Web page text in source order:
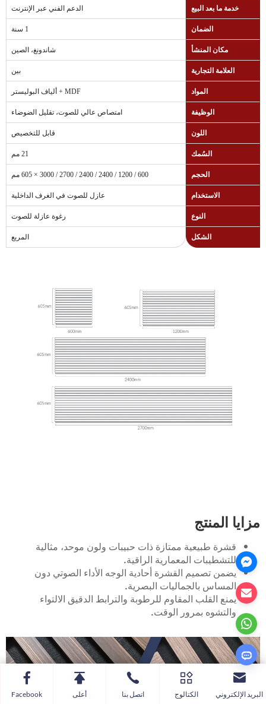
خدمة ما بعد البيع الدعم الفني عبر الإنترنت
الضمان 1 سنة
مكان المنشأ شاندونغ، الصين
العلامة التجارية بين
المواد MDF + ألياف البوليستر
الوظيفة امتصاص عالي للصوت، تقليل الضوضاء
اللون قابل للتخصيص
السُمك 21 مم
الحجم 600 / 1200 / 2400 / 2400 / 2700 / 3000 × 605 مم
الاستخدام عازل للصوت في الغرف الداخلية
النوع رغوة عازلة للصوت
الشكل المربع
مزايا المنتج
قشرة طبيعية ممتازة ذات حبيبات ولون موحد، مثالية
للتشطيبات المعمارية الراقية.
يضمن تصميم القشرة أحادية الوجه الأداء الصوتي دون
المساس بالجماليات البصرية.
يمنع القلب المقاوم للرطوبة والترابط الدقيق الالتواء
والتشوه بمرور الوقت.
البريد الإلكتروني الكتالوج اتصل بنا أعلى Facebook